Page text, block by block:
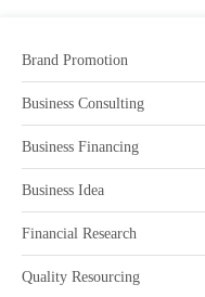
Brand Promotion
Business Consulting
Business Financing
Business Idea
Financial Research
Quality Resourcing